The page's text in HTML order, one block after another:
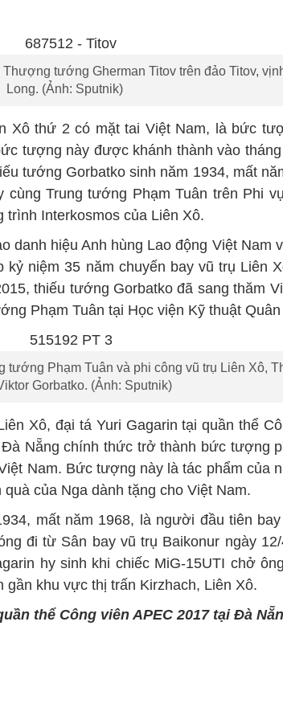
tướng Gherman Titov trên đảo Titov,
Long. (Ảnh: Sputnik)
Xô thứ 2 có mặt tai Việt Nam, là bức
tượng này được khánh thành vào tháng
tướng Gorbatko sinh năm 1934, mất
Trung tướng Phạm Tuân trên Phi
Interkosmos của Liên Xô.
danh hiệu Anh hùng Lao động Việt Nam
niệm 35 năm chuyến bay vũ trụ Liên
thiếu tướng Gorbatko đã sang thăm
Phạm Tuân tại Học viện Kỹ thuật
tướng Phạm Tuân và phi công vũ trụ Liên Xô,
Gorbatko. (Ảnh: Sputnik)
Xô, đại tá Yuri Gagarin tại quần thể
Nẵng chính thức trở thành bức tượng
Nam. Bức tượng này là tác phẩm của
của Nga dành tặng cho Việt Nam.
mất năm 1968, là người đầu tiên
đi từ Sân bay vũ trụ Baikonur ngày 12/
hy sinh khi chiếc MiG-15UTI chở
gần khu vực thị trấn Kirzhach, Liên Xô.
thể Công viên APEC 2017 tại Đà